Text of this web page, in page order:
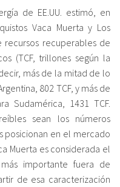
de EE.UU. estimó, en
Vaca Muerta y Los
recuperables de
(TCF, trillones según la
más de la mitad de lo
802 TCF, y más de
Sudamérica, 1431 TCF.
sean los números
posicionan en el mercado
Muerta es considerada el
importante fuera de
de esa caracterización